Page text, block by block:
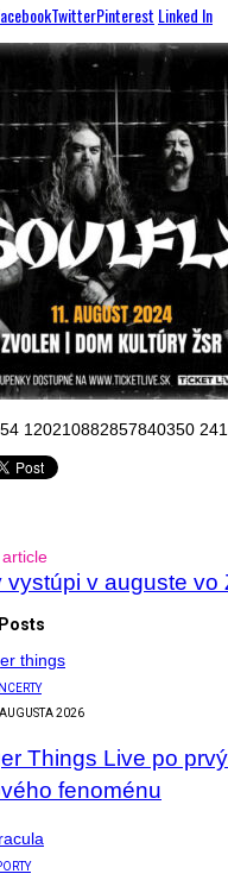
TwitterPinterest Linked In
120210882857840350
vystúpi v auguste vo
2026
Things Live po
fenoménu